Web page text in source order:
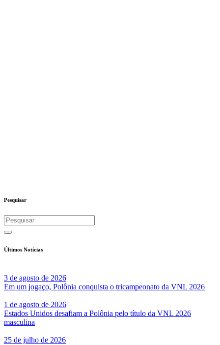
Pesquisar
Últimos Notícias
3 de agosto de 2026
Em um jogaço, Polônia conquista o tricampeonato da VNL 2026
1 de agosto de 2026
Estados Unidos desafiam a Polônia pelo título da VNL 2026
masculina
25 de julho de 2026